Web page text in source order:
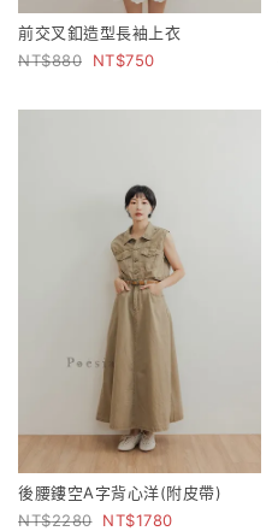
前交叉釦造型長袖上衣
880
750
後腰鏤空A字背心洋(附皮帶)
2280
1780